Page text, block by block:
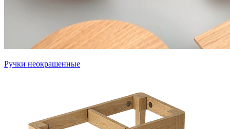
Ручки неокрашенные